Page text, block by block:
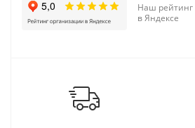
Наш рейтинг
в Яндексе